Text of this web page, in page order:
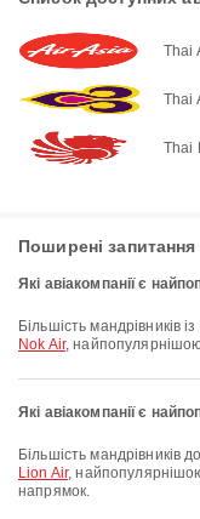
Thai
Thai
Thai
Поширені
Які авіакомпанії є
Більшість мандрівників
Nok Air, найпопулярнішою
Які авіакомпанії є
Більшість мандрівників
Lion Air,
напрямок.